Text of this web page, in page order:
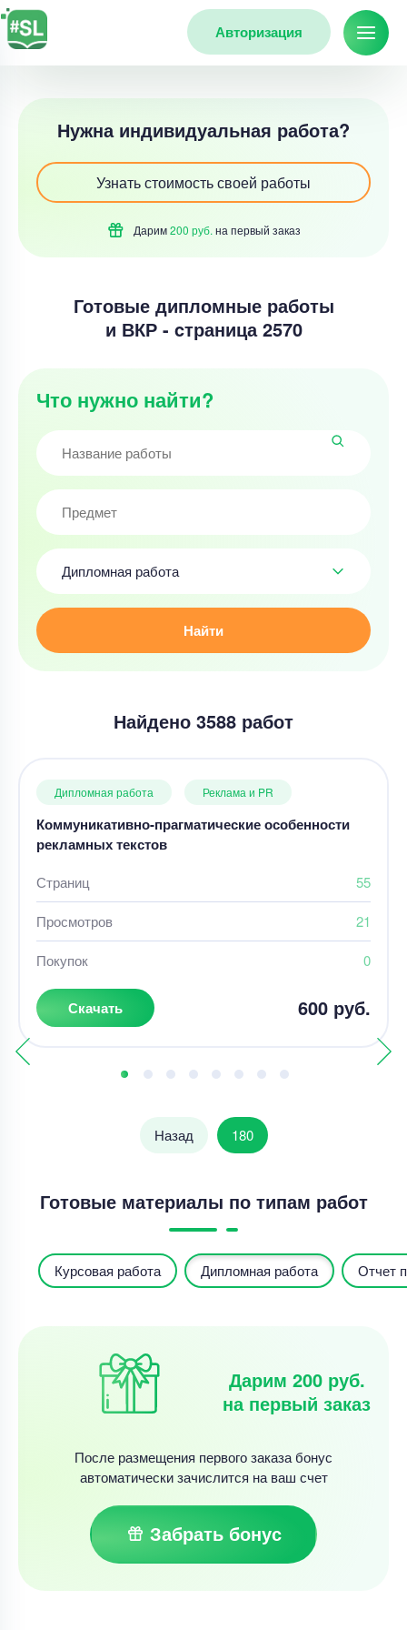
Авторизация
Нужна индивидуальная работа?
Узнать стоимость своей работы
Дарим200 руб. на первый заказ
Готовые дипломные работы
и ВКР - cтраница 2570
Что нужно найти?
Дипломная работа
Найти
Найдено 3588 работ
Дипломная работа Реклама и PR
Коммуникативно-прагматические особенности
рекламных текстов
Страниц 55
Просмотров 21
Покупок 0
Скачать 600 руб.
Назад 180
Готовые материалы по типам работ
Курсовая работа Дипломная работа Отчет
Дарим 200 руб.
на первый заказ
После размещения первого заказа бонус
автоматически зачислится на ваш счет
Забрать бонус